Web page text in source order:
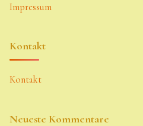
Impressum
Kontakt
Kontakt
Neueste Kommentare